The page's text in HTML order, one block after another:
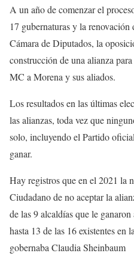
A un año de comenzar el
17 gubernaturas y la
Cámara de Diputados, la
construcción de una alianza
MC a Morena y sus aliados.
Los resultados en las últimas
las alianzas, toda vez que
solo, incluyendo el Partido
ganar.
Hay registros que en el 2021 la
Ciudadano de no aceptar la
de las 9 alcaldías que le
hasta 13 de las 16 existentes en
gobernaba Claudia Sheinbaum